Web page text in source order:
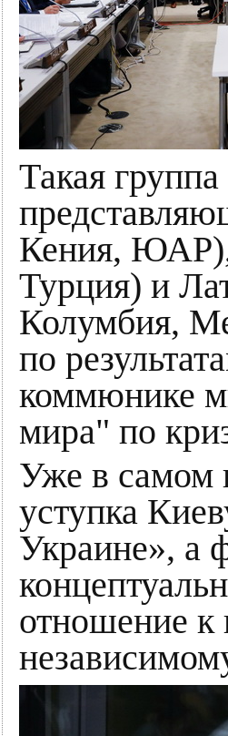
Такая
Кения,
Турция) и
Колумбия,
по
коммюнике
мира" по
Уже в самом
уступка
Украине», а
отношение к